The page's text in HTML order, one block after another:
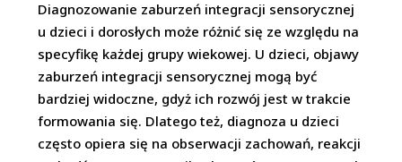
Diagnozowanie zaburzeń integracji sensorycznej
u dzieci i dorosłych może różnić się ze względu na
specyfikę każdej grupy wiekowej. U dzieci, objawy
zaburzeń integracji sensorycznej mogą być
bardziej widoczne, gdyż ich rozwój jest w trakcie
formowania się. Dlatego też, diagnoza u dzieci
często opiera się na obserwacji zachowań, reakcji